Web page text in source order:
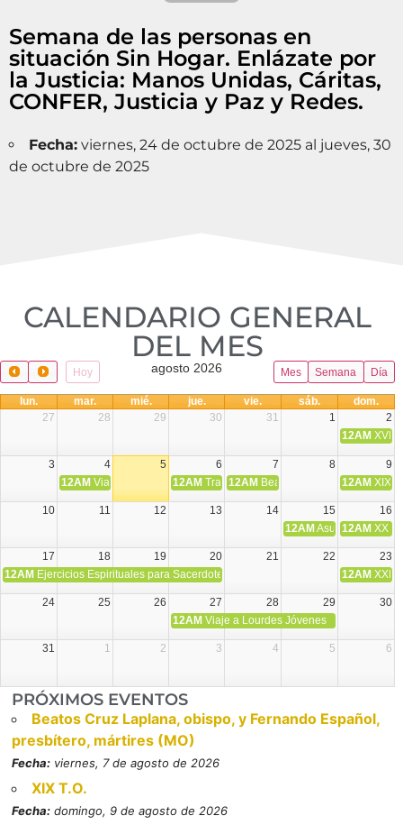
Semana de las personas en
situación Sin Hogar. Enlázate por
la Justicia: Manos Unidas, Cáritas,
CONFER, Justicia y Paz y Redes.
Fecha: viernes, 24 de octubre de 2025 al jueves, 30
de octubre de 2025
CALENDARIO GENERAL
DEL MES​
Hoy Mes Semana Día
agosto 2026
lun. mar. mié. jue. vie. sáb.
dom.
27
28 29 30 31 1
2
12AM XVIII
3 4 5 6 7 8
9
12AM Viaje Diocesano a Japón.
12AM Transfiguración del Señor
12AM Beatos Cruz Laplana,
12AM XIX
10 11 12 13 14 15
16
12AM Asunción de la
12AM XX
17 18 19 20 21 22
23
12AM Ejercicios Espirituales para Sacerdotes. Priego. 12AM XXI
24 25 26 27 28 29
30
12AM Viaje a Lourdes Jóvenes
31 1 2 3 4 5 6
PRÓXIMOS EVENTOS
Beatos Cruz Laplana, obispo, y Fernando Español,
presbítero, mártires (MO)
Fecha: viernes, 7 de agosto de 2026
XIX T.O.
Fecha: domingo, 9 de agosto de 2026